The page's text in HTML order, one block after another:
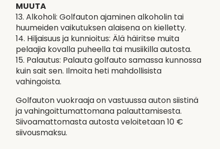
MUUTA
13. Alkoholi: Golfauton ajaminen alkoholin tai
huumeiden vaikutuksen alaisena on kielletty.
14. Hiljaisuus ja kunnioitus: Älä häiritse muita
pelaajia kovalla puheella tai musiikilla autosta.
15. Palautus: Palauta golfauto samassa kunnossa
kuin sait sen. Ilmoita heti mahdollisista
vahingoista.
Golfauton vuokraaja on vastuussa auton siistinä
ja vahingoittumattomana palauttamisesta.
Siivoamattomasta autosta veloitetaan 10 €
siivousmaksu.